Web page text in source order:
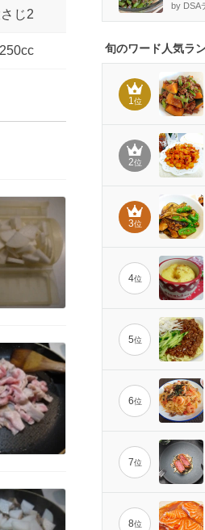
じ2
250cc
by DSA
旬のワード人気ラ
1位
2位
3位
4位
5位
6位
7位
8位